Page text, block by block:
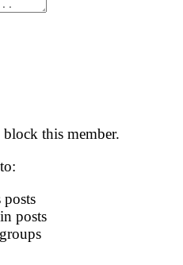
this member.
posts
posts